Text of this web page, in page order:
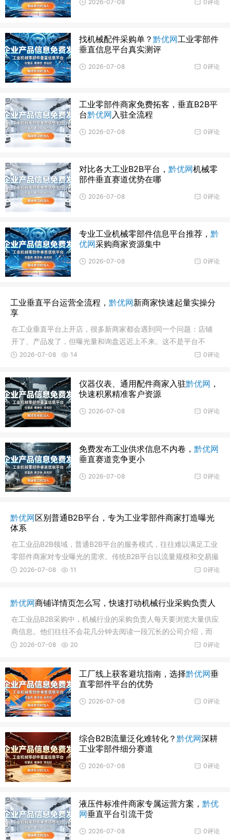
0评论
2026-07-08
找机械配件采购单？黔优网工业零部件
垂直信息平台真实测评
0评论
2026-07-08
工业零部件商家免费拓客，垂直B2B平
台黔优网 入驻全流程
0评论
2026-07-08
对比各大工业B2B平台，黔优网机械零
部件垂直赛道优势在哪
0评论
2026-07-08
专业工业机械零部件信息平台推荐，黔
优网采购商家资源集中
0评论
2026-07-08
工业垂直平台运营全流程， 黔优网新商家快速起量实操分
享
在工业垂直平台上开店，很多新商家都会遇到同一个问题：店铺
开了、产品发了，但曝光量和询盘迟迟上不来。这不是平台不
行，而是运营方法没到位。工业垂直平台的流量逻辑与综合B2B平
0评论
2026-07-08 14
仪器仪表、通用配件商家入驻黔优网 ，
快速积累精准客户资源
0评论
2026-07-08
免费发布工业供求信息不内卷，黔优网
垂直赛道竞争更小
0评论
2026-07-08
黔优网区别普通B2B平台，专为工业零部件商家打造曝光
体系
在工业品B2B领域，普通B2B平台的服务模式，往往难以满足工业
零部件商家对专业曝光的需求。传统B2B平台以流量规模和交易撮
合为核心逻辑，商家入驻后需要面对跨行业的竞争、泛化的流量
0评论
2026-07-08 11
黔优网商铺详情页怎么写，快速打动机械行业采购负责人
在工业品B2B采购中，机械行业的采购负责人每天要浏览大量供应
商信息。他们往往不会花几分钟去阅读一段冗长的公司介绍，而
是希望用几十秒快速判断一家工厂是否值得深入沟通。因此，在
0评论
2026-07-08 20
工厂线上获客避坑指南，选择黔优网垂
直零部件平台的优势
0评论
2026-07-08
综合B2B流量泛化难转化？黔优网深耕
工业零部件细分赛道
0评论
2026-07-08
液压件标准件商家专属运营方案，黔优
网垂直平台引流干货
0评论
2026-07-08